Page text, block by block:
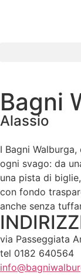
Bagni
Alassio
I Bagni
ogni svago: da
una pista di
con fondo
anche senza
via Passeggiata
tel 0182 640564